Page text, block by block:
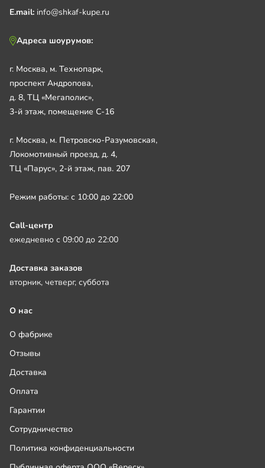
E.mail: info@shkaf-kupe.ru
Адреса шоурумов:
г. Москва, м. Технопарк,
проспект Андропова,
д. 8, ТЦ «Мегаполис»,
3-й этаж, помещение С-16
г. Москва, м. Петровско-Разумовская,
Локомотивный проезд, д. 4,
ТЦ «Парус», 2-й этаж, пав. 207
Режим работы: с 10:00 до 22:00
Call-центр
ежедневно с 09:00 до 22:00
Доставка заказов
вторник, четверг, суббота
О нас
О фабрике
Отзывы
Доставка
Оплата
Гарантии
Сотрудничество
Политика конфиденциальности